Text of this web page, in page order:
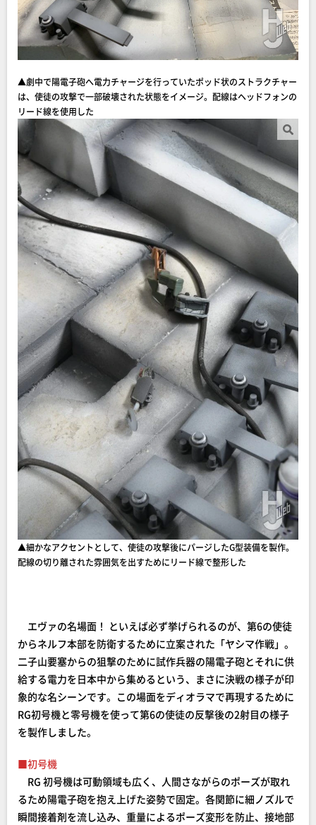
▲劇中で陽電子砲へ電力チャージを行っていたポッド状のストラクチャー
は、使徒の攻撃で一部破壊された状態をイメージ。配線はヘッドフォンの
リード線を使用した
▲細かなアクセントとして、使徒の攻撃後にパージしたG型装備を製作。
配線の切り離された雰囲気を出すためにリード線で整形した
エヴァの名場面！ といえば必ず挙げられるのが、第6の使徒
からネルフ本部を防衛するために立案された「ヤシマ作戦」。
二子山要塞からの狙撃のために試作兵器の陽電子砲とそれに供
給する電力を日本中から集めるという、まさに決戦の様子が印
象的な名シーンです。この場面をディオラマで再現するために
RG初号機と零号機を使って第6の使徒の反撃後の2射目の様子
を製作しました。
■初号機
RG 初号機は可動領域も広く、人間さながらのポーズが取れ
るため陽電子砲を抱え上げた姿勢で固定。各関節に細ノズルで
瞬間接着剤を流し込み、重量によるポーズ変形を防止、接地部